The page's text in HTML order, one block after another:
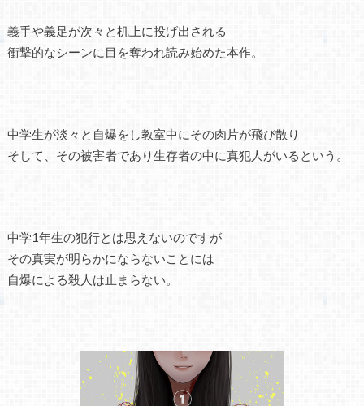
義手や義足が次々と机上に投げ出される
衝撃的なシーンに目を奪われ読み始めた本作。
中学生が淡々と自爆をし教室中にその肉片が飛び散り
そして、その被害者であり生存者の中に真犯人がいるという。
中学1年生の犯行とは思えないのですが
その真実が明らかにならないことには
自爆による殺人は止まらない。